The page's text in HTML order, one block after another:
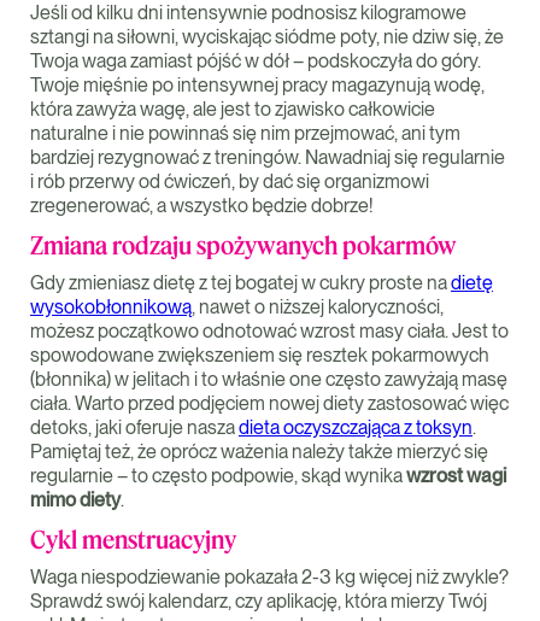
Jeśli od kilku dni intensywnie podnosisz kilogramowe
sztangi na siłowni, wyciskając siódme poty, nie dziw się, że
Twoja waga zamiast pójść w dół – podskoczyła do góry.
Twoje mięśnie po intensywnej pracy magazynują wodę,
która zawyża wagę, ale jest to zjawisko całkowicie
naturalne i nie powinnaś się nim przejmować, ani tym
bardziej rezygnować z treningów. Nawadniaj się regularnie
i rób przerwy od ćwiczeń, by dać się organizmowi
zregenerować, a wszystko będzie dobrze!
Zmiana rodzaju spożywanych pokarmów
Gdy zmieniasz dietę z tej bogatej w cukry proste nadietę
wysokobłonnikową, nawet o niższej kaloryczności,
możesz początkowo odnotować wzrost masy ciała. Jest to
spowodowane zwiększeniem się resztek pokarmowych
(błonnika) w jelitach i to właśnie one często zawyżają masę
ciała. Warto przed podjęciem nowej diety zastosować więc
detoks, jaki oferuje naszadieta oczyszczająca z toksyn.
Pamiętaj też, że oprócz ważenia należy także mierzyć się
regularnie – to często podpowie, skąd wynikawzrost wagi
mimo diety.
Cykl menstruacyjny
Waga niespodziewanie pokazała 2-3 kg więcej niż zwykle?
Sprawdź swój kalendarz, czy aplikację, która mierzy Twój